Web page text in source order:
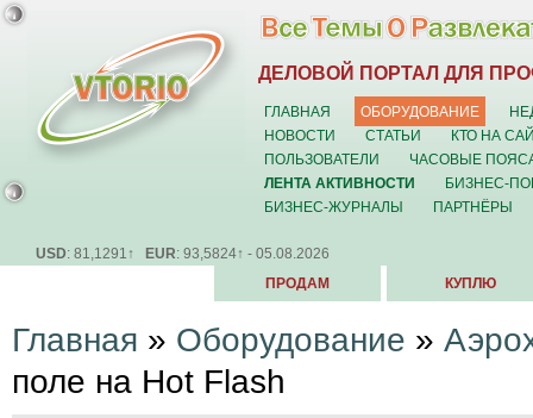
ДЕЛОВОЙ ПОРТАЛ ДЛЯ
ГЛАВНАЯ ОБОРУДОВАНИЕ
НОВОСТИ
СТАТЬИ
КТО НА
ПОЛЬЗОВАТЕЛИ
ЧАСОВЫЕ
ЛЕНТА АКТИВНОСТИ
БИЗНЕС-
БИЗНЕС-ЖУРНАЛЫ
ПАРТНЁРЫ
USD: 81,1291↑ EUR: 93,5824↑ - 05.08.2026
ПРОДАМ КУПЛЮ
Главная » Оборудование »
поле на Hot Flash